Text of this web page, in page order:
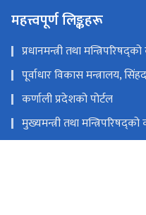
महत्त्वपूर्ण लिङ्कहरू
प्रधानमन्त्री तथा
पूर्वाधार विकास मन्त्रालय,
कर्णाली प्रदेशको पोर्टल
मुख्यमन्त्री तथा